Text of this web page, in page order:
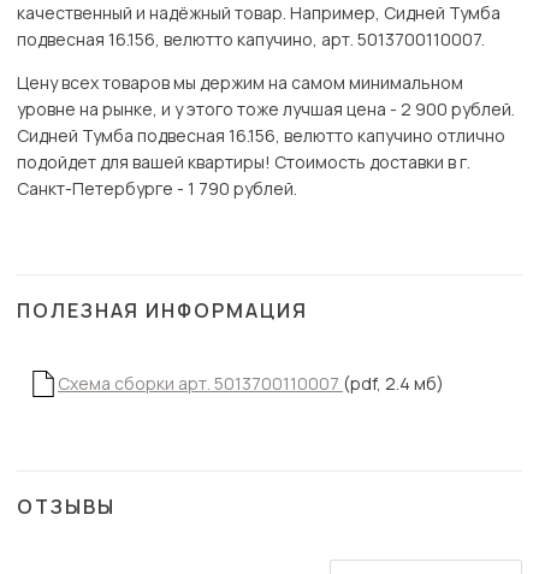
качественный и надёжный товар. Например, Сидней Тумба
подвесная 16.156, велютто капучино, арт. 5013700110007.
Цену всех товаров мы держим на самом минимальном
уровне на рынке, и у этого тоже лучшая цена - 2 900 рублей.
Сидней Тумба подвесная 16.156, велютто капучино отлично
подойдет для вашей квартиры! Стоимость доставки в г.
Санкт-Петербурге - 1 790 рублей.
ПОЛЕЗНАЯ ИНФОРМАЦИЯ
Схема сборки арт. 5013700110007 (pdf, 2.4 мб)
ОТЗЫВЫ